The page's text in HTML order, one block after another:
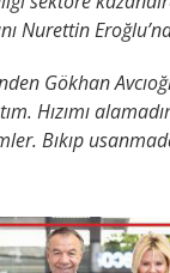
Nurettin
Gökhan
Hızımı
Bıkıp